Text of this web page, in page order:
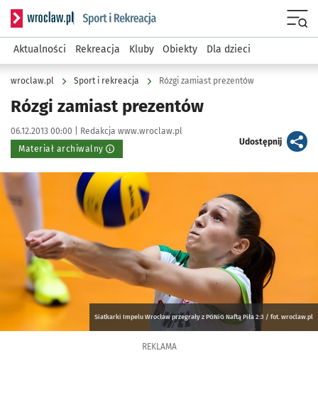
Serwis informacyjny wroclaw.pl podserwis: Sport i rekreacja
Aktualności Rekreacja Kluby Obiekty Dla dzieci
wroclaw.pl Sport i rekreacja Rózgi zamiast prezentów
Rózgi zamiast prezentów
Data publikacji:
06.12.2013 00:00 | Autor:
Redakcja www.wroclaw.pl
Materiał archiwalny
Udostępnijartykuł
Kliknij, aby powiększyć
Siatkarki Impelu Wrocław przegrały z PGNiG Naftą Piła 2:3 / fot. wroclaw.pl
REKLAMA